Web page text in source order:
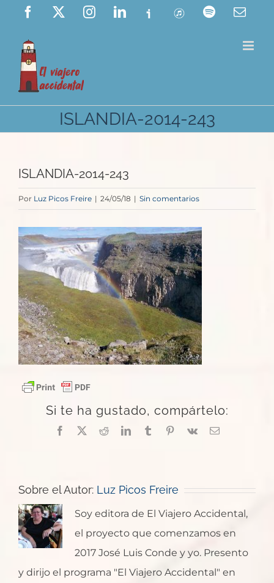
Saltar
contenido
Facebook InstagramLinkedIn
Ivoox ITunes Spotify
ISLANDIA-2014-243
ISLANDIA-2014-243
Por Luz Picos Freire | 24/05/18 | Sin comentarios
Si te ha gustado, compártelo:
Facebook
X RedditLinkedInTumblrPinterest
Vk
Correo
Sobre el Autor: Luz Picos Freire
Soy editora de El Viajero Accidental,
el proyecto que comenzamos en
2017 José Luis Conde y yo. Presento
y dirijo el programa "El Viajero Accidental" en